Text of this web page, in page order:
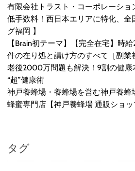
有限会社トラスト・コーポレーショ
低手数料！西日本エリアに特化、全
グ福岡 】
【Brain初テーマ】【完全在宅】時
件の在り処と請け方のすべて［副業
老後2000万問題も解決！9割の健康
“超”健康術
神戸養蜂場・養蜂場を営む神戸養蜂
蜂蜜専門店【神戸養蜂場 通販ショッ
タグ